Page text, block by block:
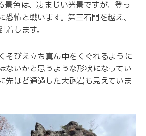
景色は、凄まじい光景ですが、登っ
恐怖と戦います。第三石門を越え、
します。
そびえ立ち真ん中をくぐれるように
ないかと思うような形状になってい
先ほど通過した大砲岩も見えていま